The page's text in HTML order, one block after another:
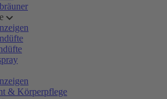
& Körperpflege